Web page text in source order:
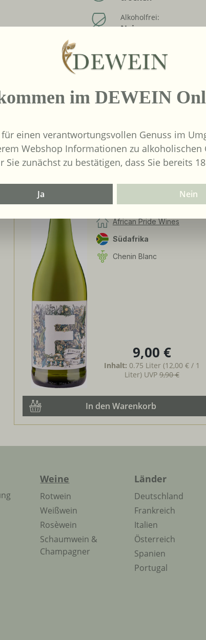
Alkoholfrei:
Nein
2024
African Pride Wines -
Forager White - Chenin
Blanc / Grenache Blanc
African Pride Wines
Südafrika
Chenin Blanc
Regulärer Preis:
9,00 €
Inhalt: 0.75 Liter (12,00 € / 1
Liter) UVP9,90 €
In den Warenkorb
Weine
Rotwein
Weißwein
Rosèwein
Schaumwein &
Champagner
Länder
Deutschland
Frankreich
Italien
Österreich
Spanien
Portugal
im DEWEIN
einen verantwortungsvollen Genuss im
Webshop Informationen zu alkoholischen
Sie zunächst zu bestätigen, dass Sie bereits
Ja Nein